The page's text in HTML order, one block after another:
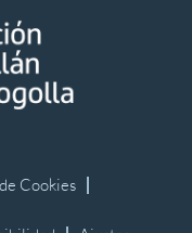
Cookies